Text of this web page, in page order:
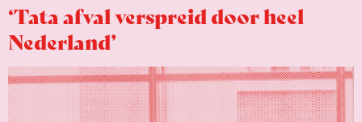
‘Tata afval verspreid door heel
Nederland’